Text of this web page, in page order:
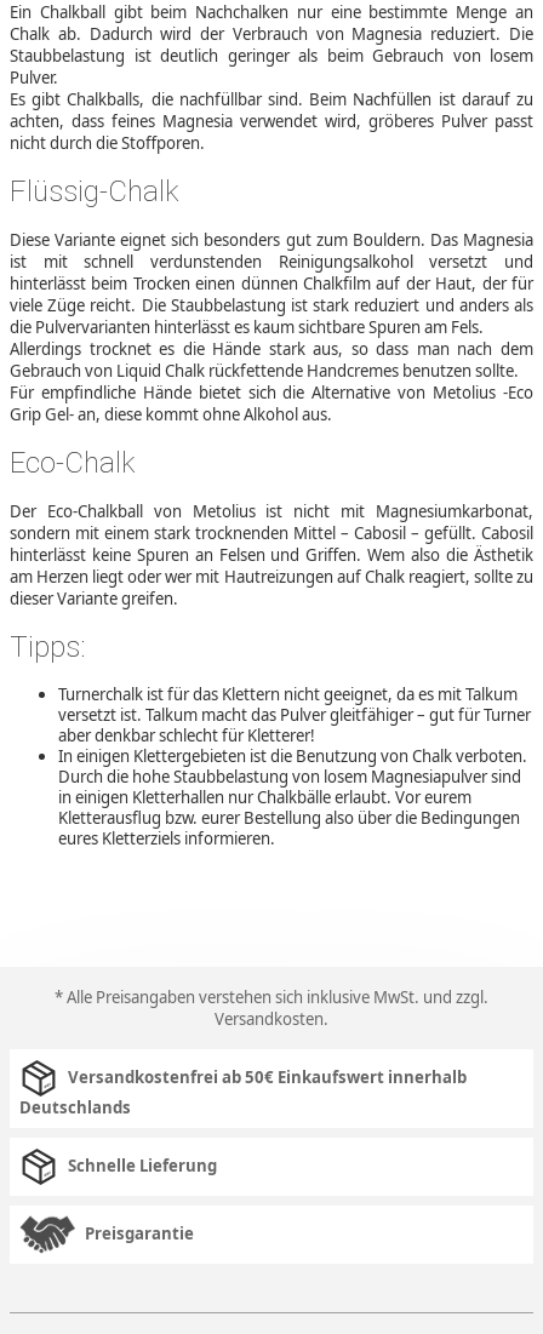
Ein Chalkball gibt beim Nachchalken nur eine bestimmte Menge an
Chalk ab. Dadurch wird der Verbrauch von Magnesia reduziert. Die
Staubbelastung ist deutlich geringer als beim Gebrauch von losem
Pulver.
Es gibt Chalkballs, die nachfüllbar sind. Beim Nachfüllen ist darauf zu
achten, dass feines Magnesia verwendet wird, gröberes Pulver passt
nicht durch die Stoffporen.
Flüssig-Chalk
Diese Variante eignet sich besonders gut zum Bouldern. Das Magnesia
ist mit schnell verdunstenden Reinigungsalkohol versetzt und
hinterlässt beim Trocken einen dünnen Chalkfilm auf der Haut, der für
viele Züge reicht. Die Staubbelastung ist stark reduziert und anders als
die Pulvervarianten hinterlässt es kaum sichtbare Spuren am Fels.
Allerdings trocknet es die Hände stark aus, so dass man nach dem
Gebrauch von Liquid Chalk rückfettende Handcremes benutzen sollte.
Für empfindliche Hände bietet sich die Alternative von Metolius -Eco
Grip Gel- an, diese kommt ohne Alkohol aus.
Eco-Chalk
Der Eco-Chalkball von Metolius ist nicht mit Magnesiumkarbonat,
sondern mit einem stark trocknenden Mittel – Cabosil – gefüllt. Cabosil
hinterlässt keine Spuren an Felsen und Griffen. Wem also die Ästhetik
am Herzen liegt oder wer mit Hautreizungen auf Chalk reagiert, sollte zu
dieser Variante greifen.
Tipps:
Turnerchalk ist für das Klettern nicht geeignet, da es mit Talkum
versetzt ist. Talkum macht das Pulver gleitfähiger – gut für Turner
aber denkbar schlecht für Kletterer!
In einigen Klettergebieten ist die Benutzung von Chalk verboten.
Durch die hohe Staubbelastung von losem Magnesiapulver sind
in einigen Kletterhallen nur Chalkbälle erlaubt. Vor eurem
Kletterausflug bzw. eurer Bestellung also über die Bedingungen
eures Kletterziels informieren.
* Alle Preisangaben verstehen sich inklusive MwSt. und zzgl.
Versandkosten.
Versandkostenfrei ab 50€ Einkaufswert innerhalb
Deutschlands
Schnelle Lieferung
Preisgarantie